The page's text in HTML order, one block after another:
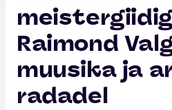
Raimond
muusika ja
radadel